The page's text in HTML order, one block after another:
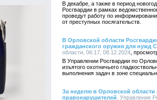
В декабре, а также в период
Росгвардии в рамках
проведут работу по
от преступных посягательств.
В Орловской области
гражданского оружия для нужд
области, 06:17, 08.12.2024
В Управлении Росгвардии по
изъятого охотничьего
выполнения задач в зоне
За неделю в Орловской
правонарушителей , Управление